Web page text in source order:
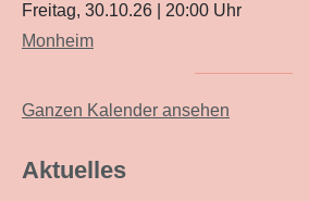
Freitag, 30.10.26 20:00 Uhr
Monheim
Ganzen Kalender ansehen
Aktuelles